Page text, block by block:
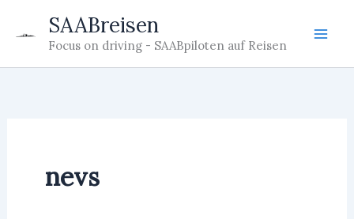
Inhalt
springen
SAABreisen
Focus on driving - SAABpiloten auf Reisen
nevs